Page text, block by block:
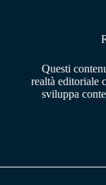
Questi
realtà editoriale
sviluppa